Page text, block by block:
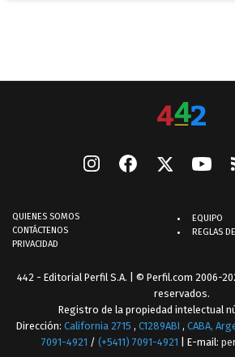
QUIENES SOMOS
CONTÁCTENOS
PRIVACIDAD
EQUIPO
REGLAS
442 - Editorial Perfil S.A. | © Perfil.com 2006-
reservados.
Registro de la propiedad intelectual
Dirección: California 2715 , C1289ABI , CABA,
7091-4921 / (+5411) 7091-4921 | E-mail: